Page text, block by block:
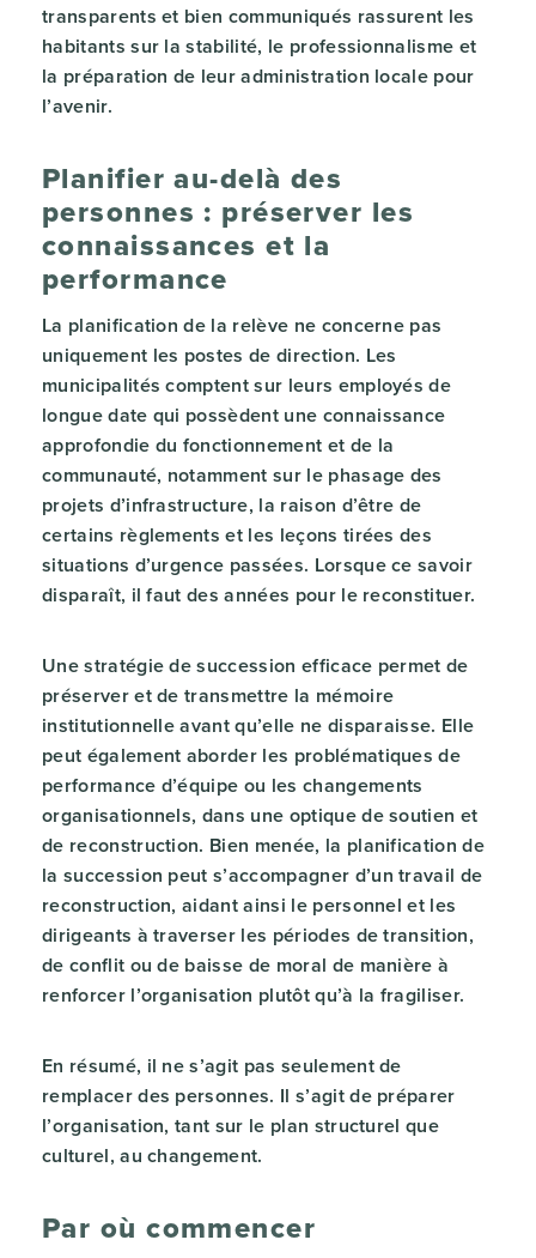
transparents et bien communiqués rassurent les
habitants sur la stabilité, le professionnalisme et
la préparation de leur administration locale pour
l’avenir.
Planifier au-delà des
personnes : préserver les
connaissances et la
performance
La planification de la relève ne concerne pas
uniquement les postes de direction. Les
municipalités comptent sur leurs employés de
longue date qui possèdent une connaissance
approfondie du fonctionnement et de la
communauté, notamment sur le phasage des
projets d’infrastructure, la raison d’être de
certains règlements et les leçons tirées des
situations d’urgence passées. Lorsque ce savoir
disparaît, il faut des années pour le reconstituer.
Une stratégie de succession efficace permet de
préserver et de transmettre la mémoire
institutionnelle avant qu’elle ne disparaisse. Elle
peut également aborder les problématiques de
performance d’équipe ou les changements
organisationnels, dans une optique de soutien et
de reconstruction. Bien menée, la planification de
la succession peut s’accompagner d’un travail de
reconstruction, aidant ainsi le personnel et les
dirigeants à traverser les périodes de transition,
de conflit ou de baisse de moral de manière à
renforcer l’organisation plutôt qu’à la fragiliser.
En résumé, il ne s’agit pas seulement de
remplacer des personnes. Il s’agit de préparer
l’organisation, tant sur le plan structurel que
culturel, au changement.
Par où commencer